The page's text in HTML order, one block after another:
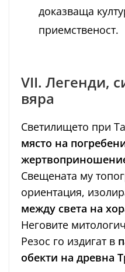
доказваща
приемственост.
VII. Легенди,
вяра
Светилището при
място на
Свещената му
ориентация,
между света на
Неговите
Резос го издигат в
обекти на древна